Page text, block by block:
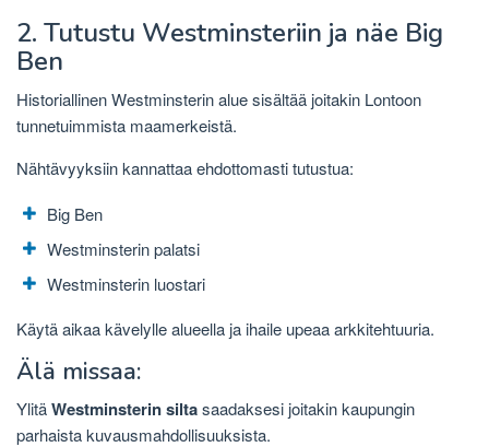
2. Tutustu Westminsteriin ja näe Big
Ben
Historiallinen Westminsterin alue sisältää joitakin Lontoon
tunnetuimmista maamerkeistä.
Nähtävyyksiin kannattaa ehdottomasti tutustua:
Big Ben
Westminsterin palatsi
Westminsterin luostari
Käytä aikaa kävelylle alueella ja ihaile upeaa arkkitehtuuria.
Älä missaa:
YlitäWestminsterin siltasaadaksesi joitakin kaupungin
parhaista kuvausmahdollisuuksista.